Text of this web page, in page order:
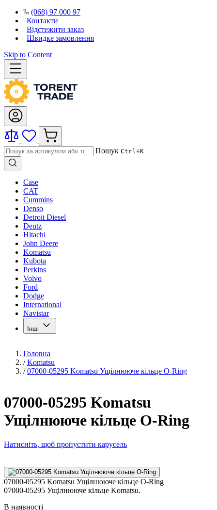
(068) 97 000 97
| Контакти
| Відстежити заказ
| Швидке замовлення
Skip to Content
Пошук Ctrl+K
Case
CAT
Cummins
Denso
Detroit Diesel
Deutz
Hitachi
John Deere
Komatsu
Kubota
Perkins
Volvo
Ford
Dodge
International
Navistar
Інші
Головна
/ Komatsu
/ 07000-05295 Komatsu Ущілнююче кільце O-Ring
07000-05295 Komatsu
Ущілнююче кільце O-Ring
Натисніть, щоб пропустити карусель
07000-05295 Komatsu Ущілнююче кільце O-Ring
07000-05295 Ущілнююче кільце Komatsu.
В наявності